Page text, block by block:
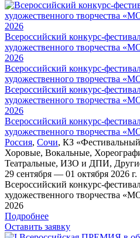
Всероссийский конкурс-
художественного творчества
2026
Всероссийский конкурс-
художественного творчества
Всероссийский конкурс-
художественного творчества
2026
Всероссийский конкурс-
художественного творчества
Россия, Сочи, КЗ
Хоровые, Вокальные,
Театральные, ИЗО и ДПИ,
29 сентября — 01 октября 2026 г.
Всероссийский конкурс-
художественного творчества
2026
Подробнее
Оставить заявку